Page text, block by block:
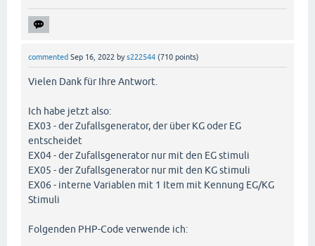
commented Sep 16, 2022 bys222544 (710 points)
Vielen Dank für Ihre Antwort.
Ich habe jetzt also:
EX03 - der Zufallsgenerator, der über KG oder EG
entscheidet
EX04 - der Zufallsgenerator nur mit den EG stimuli
EX05 - der Zufallsgenerator nur mit den KG stimuli
EX06 - interne Variablen mit 1 Item mit Kennung EG/KG
Stimuli
Folgenden PHP-Code verwende ich: